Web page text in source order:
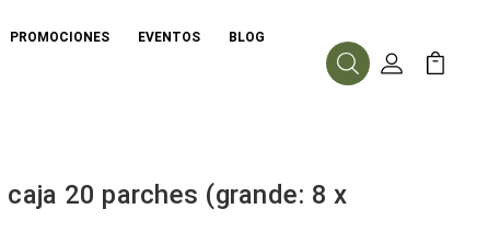
PROMOCIONES EVENTOS BLOG
BuscarMi Cuenta
Mi
20 parches (grande: 8 x